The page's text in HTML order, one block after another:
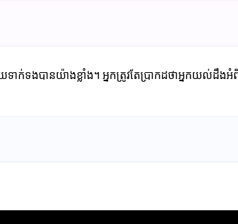
ាក់ទងបានយ៉ាងខ្លាំង។ អ្នកត្រូវតែប្រាកដថាអ្នកយល់